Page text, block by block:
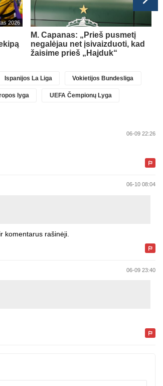
2026
M. Capanas: „Prieš pusmetį
negalėjau net įsivaizduoti, kad
žaisime prieš „Hajduk“
Ispanijos La Liga Vokietijos Bundesliga
lyga UEFA Čempionų Lyga
06-09 22:26
06-10 08:04
komentarus rašinėji.
06-09 23:40